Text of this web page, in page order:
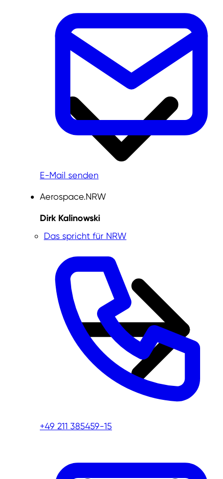
Das spricht für NRW
E-Mail senden
Aerospace.NRW
Dirk Kalinowski
+49 211 385459-15